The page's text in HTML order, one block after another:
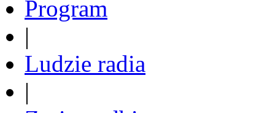
Program
|
Ludzie radia
|